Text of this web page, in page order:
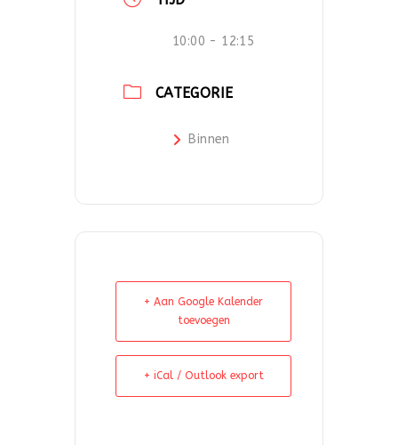
10:00 - 12:15
CATEGORIE
Binnen
+ Aan Google Kalender
toevoegen
+ iCal / Outlook export